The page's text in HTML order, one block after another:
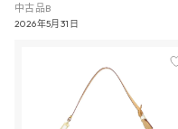
中古品B
2026年5月31日